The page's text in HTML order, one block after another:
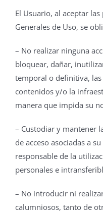
El Usuario, al aceptar
Generales de Uso, se
– No realizar ninguna
bloquear, dañar,
temporal o definitiva,
contenidos y/o la
manera que impida su
– Custodiar y mantener
de acceso asociadas a
responsable de la
personales e
– No introducir ni
calumniosos, tanto de